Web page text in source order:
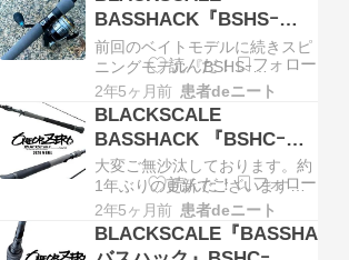
て色々試してた事がようやく形
になってきたのでご紹介しま
す。端的に言ってしまうと『サ
カマタシャッド6inchの岸撃
ち』なんですが何故釣れるの
か？を自分自身納得するのに
や…
BASSHACK『BSHSｰ
74M/H+』
前回のベイトモデルに続きスピ
ニングモデル『BSHSｰ
74M/H+』についてですが、お
話しをいただいた際の最初のリ
アクションは『スピニング！？
バスハックで？？？』というの
が正直なところ（笑）確かにハ
ク男ちゃんがスピニング使って
るイメージはだいぶ薄い。しか
し元々、釣りが上手いから公…
2年5ヶ月前 患者deニート
BLACKSCALE
BASSHACK 『BSHCｰ
76M/X+』
大変ご無沙汰しております。約
1年ぶりの更新でございます
（笑）何をしてたってワケでも
無いのですが、しいて言うなら
SNSのお手軽さにどっぷり浸か
2年5ヶ月前 患者deニート
BLACKSCALE『BASSHACK